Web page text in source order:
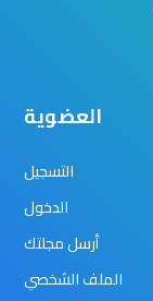
العضوية
التسجيل
الدخول
أرسل مجلتك
الملف الشخصي